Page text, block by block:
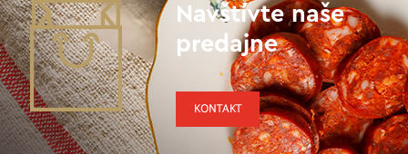
Navštívte naše
predajne
KONTAKT